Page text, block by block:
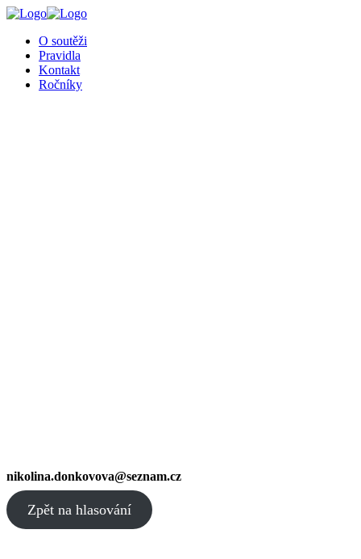
O soutěži
Pravidla
Kontakt
Ročníky
nikolina.donkovova@seznam.cz
Zpět na hlasování